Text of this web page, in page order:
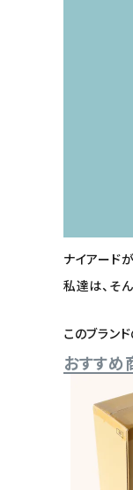
ナイアード
私達は、そ
このブラン
おすすめ